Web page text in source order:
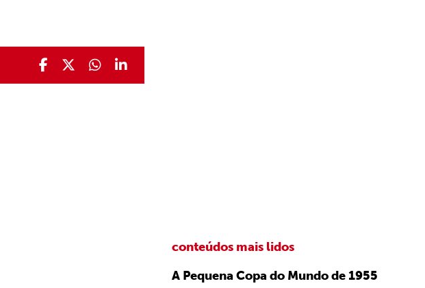
conteúdos mais lidos
A Pequena Copa do Mundo de 1955